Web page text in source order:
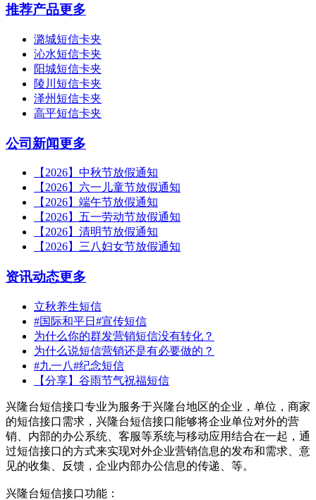
推荐产品更多
潞城短信卡夹
沁水短信卡夹
阳城短信卡夹
陵川短信卡夹
泽州短信卡夹
高平短信卡夹
公司新闻更多
【2026】中秋节放假通知
【2026】六一儿童节放假通知
【2026】端午节放假通知
【2026】五一劳动节放假通知
【2026】清明节放假通知
【2026】三八妇女节放假通知
资讯动态更多
立秋养生短信
#国际和平日#宣传短信
为什么你的群发营销短信没有转化？
为什么说短信营销还是有必要做的？
#九一八#纪念短信
【分享】谷雨节气祝福短信
兴隆台短信接口专业为服务于兴隆台地区的企业，单位，商家
的短信接口需求，兴隆台短信接口能够将企业单位对外的营
销、内部的办公系统、客服等系统与移动应用结合在一起，通
过短信接口的方式来实现对外企业营销信息的发布和需求、意
见的收集、反馈，企业内部办公信息的传递、等。
兴隆台短信接口功能：